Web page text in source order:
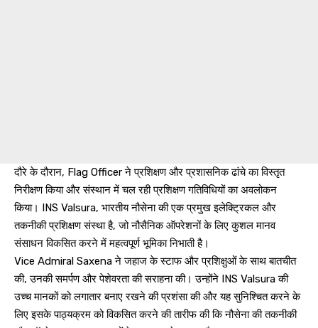
दौरे के दौरान, Flag Officer ने प्रशिक्षण और प्रशासनिक ढांचे का विस्तृत
निरीक्षण किया और संस्थान में चल रही प्रशिक्षण गतिविधियों का अवलोकन
किया। INS Valsura, भारतीय नौसेना की एक प्रमुख इलेक्ट्रिकल और
तकनीकी प्रशिक्षण संस्था है, जो नौसैनिक ऑपरेशनों के लिए कुशल मानव
संसाधन विकसित करने में महत्वपूर्ण भूमिका निभाती है।
Vice Admiral Saxena ने जहाज के स्टाफ और प्रशिक्षुओं के साथ बातचीत
की, उनकी समर्पण और पेशेवरता की सराहना की। उन्होंने INS Valsura की
उच्च मानकों को लगातार बनाए रखने की प्रशंसा की और यह सुनिश्चित करने के
लिए इसके पाठ्यक्रम को विकसित करने की तारीफ की कि नौसेना की तकनीकी